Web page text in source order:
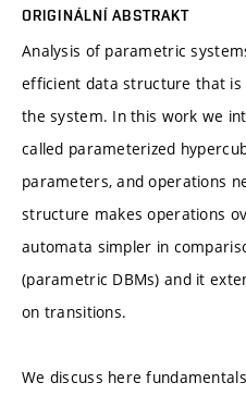
ORIGINÁLNÍ ABSTRAKT
Analysis of parametric
efficient data structure that
the system. In this work we
called parameterized
parameters, and operations
structure makes operations
automata simpler in
(parametric DBMs) and it
on transitions.
We discuss here